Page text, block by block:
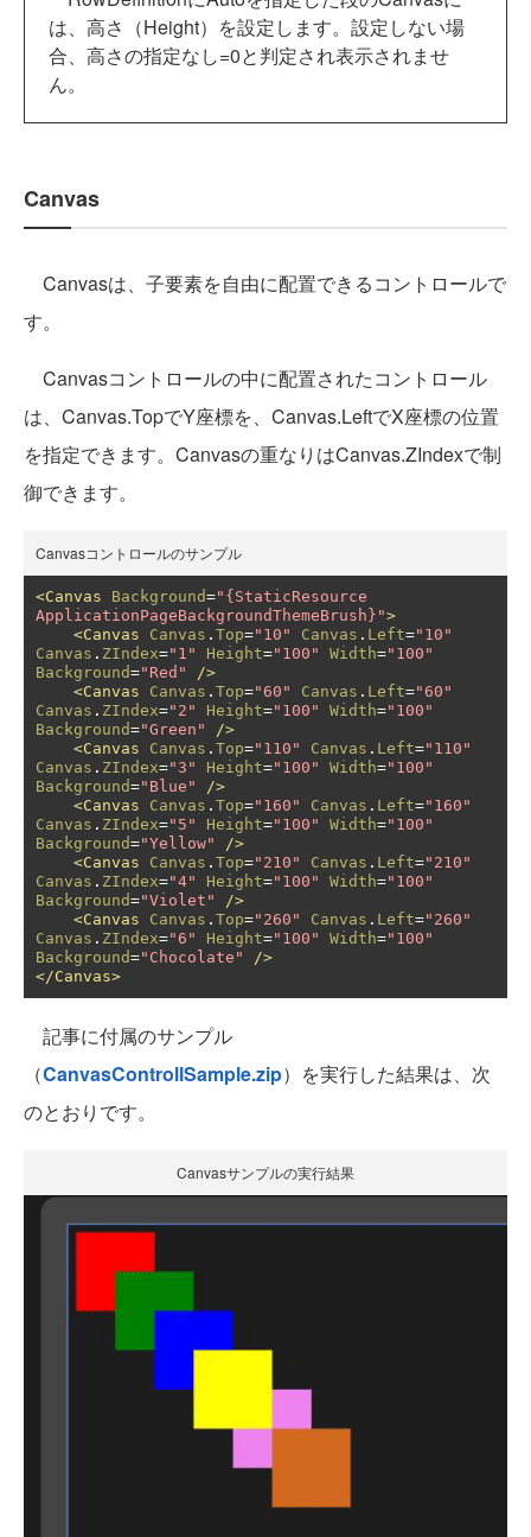
は、高さ（Height）を設定します。設定しない場
合、高さの指定なし=0と判定され表示されませ
ん。
Canvas
Canvasは、子要素を自由に配置できるコントロールで
す。
Canvasコントロールの中に配置されたコントロール
は、Canvas.TopでY座標を、Canvas.LeftでX座標の位置
を指定できます。Canvasの重なりはCanvas.ZIndexで制
御できます。
Canvasコントロールのサンプル
<Canvas Background="{StaticResource
ApplicationPageBackgroundThemeBrush}">
<Canvas
Canvas . Top="10" Canvas . Left="10"
Canvas . ZIndex="1" Height="100" Width="100"
Background="Red"
/>
<Canvas
Canvas . Top="60" Canvas . Left="60"
Canvas . ZIndex="2" Height="100" Width="100"
Background="Green"
/>
<Canvas
Canvas . Top="110" Canvas . Left="110"
Canvas . ZIndex="3" Height="100" Width="100"
Background="Blue"
/>
<Canvas
Canvas . Top="160" Canvas . Left="160"
Canvas . ZIndex="5" Height="100" Width="100"
Background="Yellow"
/>
<Canvas
Canvas . Top="210" Canvas . Left="210"
Canvas . ZIndex="4" Height="100" Width="100"
Background="Violet"
/>
<Canvas
Canvas . Top="260" Canvas . Left="260"
Canvas . ZIndex="6" Height="100" Width="100"
Background="Chocolate"
/>
</Canvas>
記事に付属のサンプル
（CanvasControllSample.zip）を実行した結果は、次
のとおりです。
Canvasサンプルの実行結果